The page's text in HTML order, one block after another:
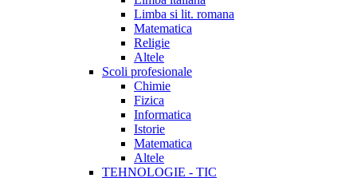
Limba si lit. romana
Matematica
Religie
Altele
Scoli profesionale
Chimie
Fizica
Informatica
Istorie
Matematica
Altele
TEHNOLOGIE - TIC